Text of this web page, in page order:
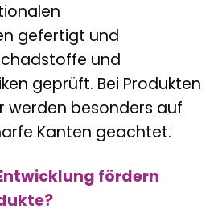
gefertigt und
und
geprüft. Bei Produkten
werden besonders auf
Kanten geachtet.
fördern